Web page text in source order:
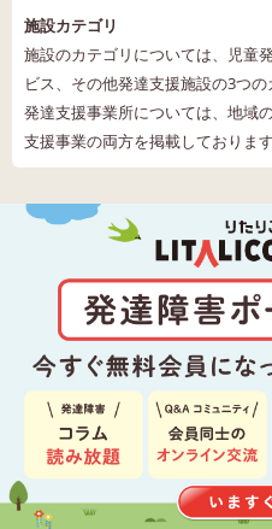
施設カテゴリ
施設のカテゴリについては、児童
ビス、その他発達支援施設の3つ
発達支援事業所については、地域
支援事業の両方を掲載しております